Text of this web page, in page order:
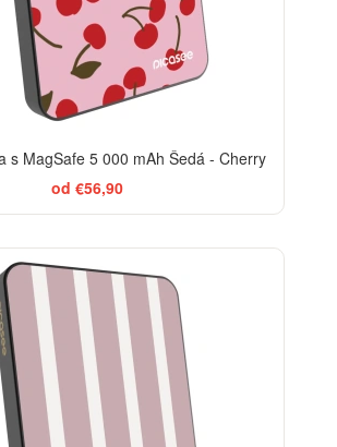
s MagSafe 5 000 mAh Šedá - Cherry
od €56,90